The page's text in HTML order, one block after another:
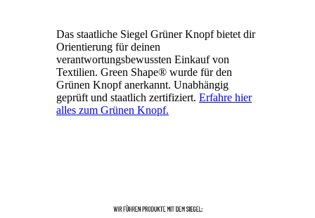
Das staatliche Siegel Grüner Knopf bietet dir
Orientierung für deinen
verantwortungsbewussten Einkauf von
Textilien. Green Shape® wurde für den
Grünen Knopf anerkannt. Unabhängig
geprüft und staatlich zertifiziert. Erfahre hier
alles zum Grünen Knopf.